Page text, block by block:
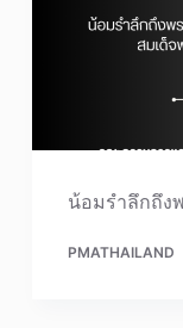
น้อมรำลึกถึ
PMATHAILAND